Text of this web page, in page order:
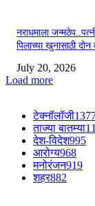
नराधमाला
पिलाच्या खुनासाठी दोन
July 20, 2026
Load more
टेक्नॉलॉजी
ताज्या बातम्या
देश-विदेश995
आरोग्य968
मनोरंजन919
शहर882